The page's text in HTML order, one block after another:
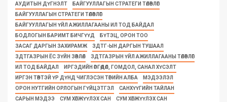
АУДИТЫН ДҮГНЭЛТ
БАЙГУУЛЛАГЫН СТРАТЕГИ ТӨЛӨВЛӨГӨӨ
БАЙГУУЛЛАГЫН СТРАТЕГИ ТӨЛӨВЛӨГӨӨ
БАЙГУУЛЛАГЫН ҮЙЛ АЖИЛЛАГААНЫ ИЛ ТОД БАЙДАЛ
БОДЛОГЫН БАРИМТ БИЧГҮҮД
БҮТЭЦ, ОРОН ТОО
ЗАСАГ ДАРГЫН ЗАХИРАМЖ
ЗДТГ-ЫН ДАРГЫН ТУШААЛ
ЗДТГАЗРЫН ЁС ЗҮЙН ЗӨВЛӨЛ
ЗДТГАЗРЫН ҮЙЛ АЖИЛЛАГААНЫ ТӨЛӨВЛӨГӨӨ
ИЛ ТОД БАЙДАЛ
ИРГЭДИЙН ӨРГӨДӨЛ, ГОМДОЛ, САНАЛ ХҮСЭЛТ
ИРГЭН ТӨВТЭЙ ҮР ДҮНД ЧИГЛЭСЭН ТӨРИЙН АЛБА
МЭДЭЭЛЭЛ
ОРОН НУТГИЙН ОРЛОГЫН ГҮЙЦЭТГЭЛ
САНХҮҮГИЙН ТАЙЛАН
САРЫН МЭДЭЭ
СУМ ХӨГЖҮҮЛЭХ САН
СУМ ХӨГЖҮҮЛЭХ САН